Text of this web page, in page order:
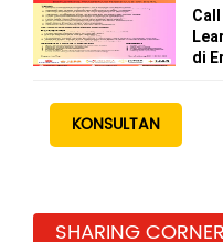
di
KONSULTAN
SHARING CORNER